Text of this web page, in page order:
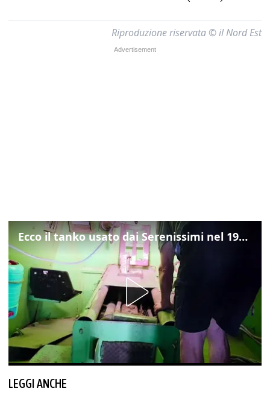
Riproduzione riservata © il Nord Est
Ecco il tanko usato dai Serenissimi nel 1997 per il blitz a San Marco
LEGGI ANCHE